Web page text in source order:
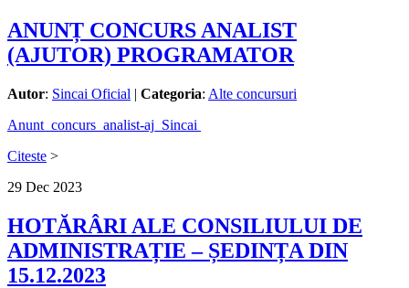
ANUNȚ CONCURS ANALIST
(AJUTOR) PROGRAMATOR
Autor: Sincai Oficial | Categoria: Alte concursuri
Anunt_concurs_analist-aj_Sincai
Citeste >
29 Dec 2023
HOTĂRÂRI ALE CONSILIULUI DE
ADMINISTRAȚIE – ȘEDINȚA DIN
15.12.2023